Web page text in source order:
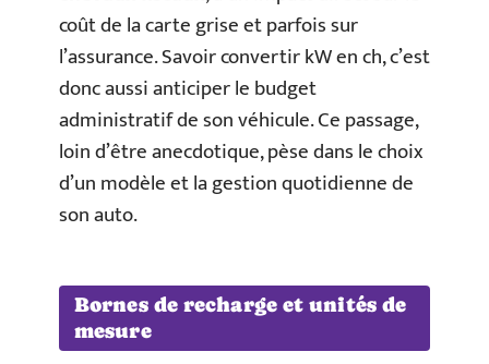
coût de la carte grise et parfois sur
l’assurance. Savoir convertir kW en ch, c’est
donc aussi anticiper le budget
administratif de son véhicule. Ce passage,
loin d’être anecdotique, pèse dans le choix
d’un modèle et la gestion quotidienne de
son auto.
Bornes de recharge et unités de
mesure